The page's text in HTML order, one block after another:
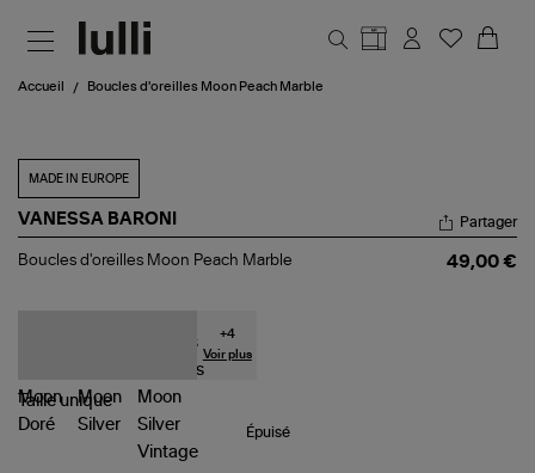
Accueil Boucles d'oreilles Moon Peach Marble
MADE IN EUROPE
VANESSA BARONI
Boucles
Partager
Boucles d'oreilles Moon Peach Marble 49,00 €
+4
Voir plus
Tailleunique
Épuisé